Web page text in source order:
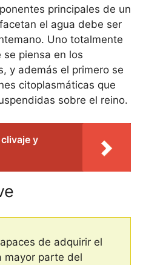
principales de un
el agua debe ser
Uno totalmente
piensa en los
y además el primero se
citoplasmáticas que
sobre el reino.
y
de adquirir el
mayor parte del